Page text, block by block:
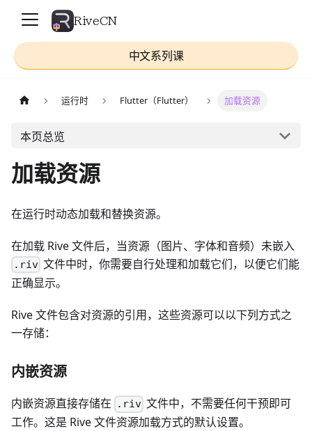
RiveCN
中文系列课
运行时 Flutter（Flutter） 加载资源
本页总览
加载资源
在运行时动态加载和替换资源。
在加载 Rive 文件后，当资源（图片、字体和音频）未嵌入
.riv 文件中时，你需要自行处理和加载它们，以便它们能
正确显示。
Rive 文件包含对资源的引用，这些资源可以以下列方式之
一存储：
内嵌资源
内嵌资源直接存储在 .riv 文件中，不需要任何干预即可
工作。这是 Rive 文件资源加载方式的默认设置。